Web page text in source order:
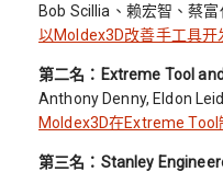
Bob Scillia、赖宏智、蔡富
以Moldex3D改善手工具开
第二名：Extreme Tool
Anthony Denny, Eldon
Moldex3D在Extreme
第三名：Stanley